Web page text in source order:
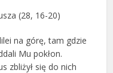
(28, 16-20)
na górę, tam gdzie
Mu pokłon.
zbliżył się do nich